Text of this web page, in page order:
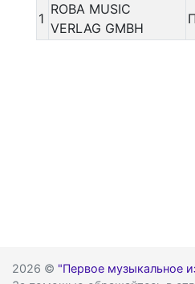
1
ROBA MUSIC
VERLAG GMBH
2026 © "Первое музыкальное